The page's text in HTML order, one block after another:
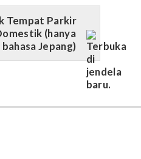
Tempat Parkir
(hanya
Jepang)